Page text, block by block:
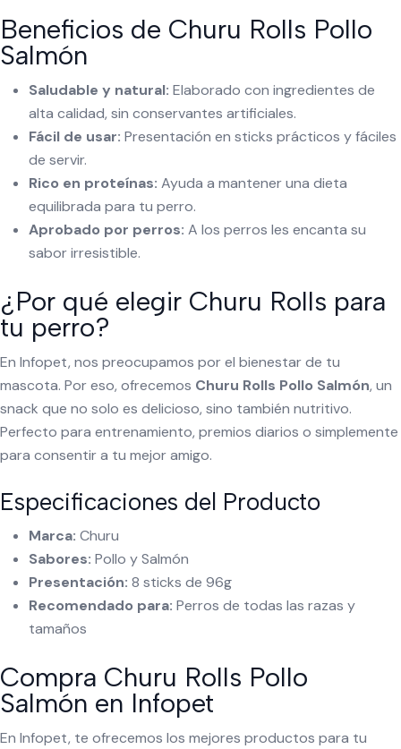
Beneficios de Churu Rolls Pollo
Salmón
Saludable y natural: Elaborado con ingredientes de
alta calidad, sin conservantes artificiales.
Fácil de usar: Presentación en sticks prácticos y fáciles
de servir.
Rico en proteínas: Ayuda a mantener una dieta
equilibrada para tu perro.
Aprobado por perros: A los perros les encanta su
sabor irresistible.
¿Por qué elegir Churu Rolls para
tu perro?
En Infopet, nos preocupamos por el bienestar de tu
mascota. Por eso, ofrecemos Churu Rolls Pollo Salmón, un
snack que no solo es delicioso, sino también nutritivo.
Perfecto para entrenamiento, premios diarios o simplemente
para consentir a tu mejor amigo.
Especificaciones del Producto
Marca: Churu
Sabores: Pollo y Salmón
Presentación: 8 sticks de 96g
Recomendado para: Perros de todas las razas y
tamaños
Compra Churu Rolls Pollo
Salmón en Infopet
En Infopet, te ofrecemos los mejores productos para tu